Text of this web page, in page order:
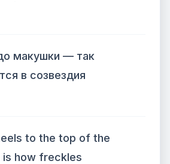
макушки — так
в созвездия
to the top of the
is how freckles